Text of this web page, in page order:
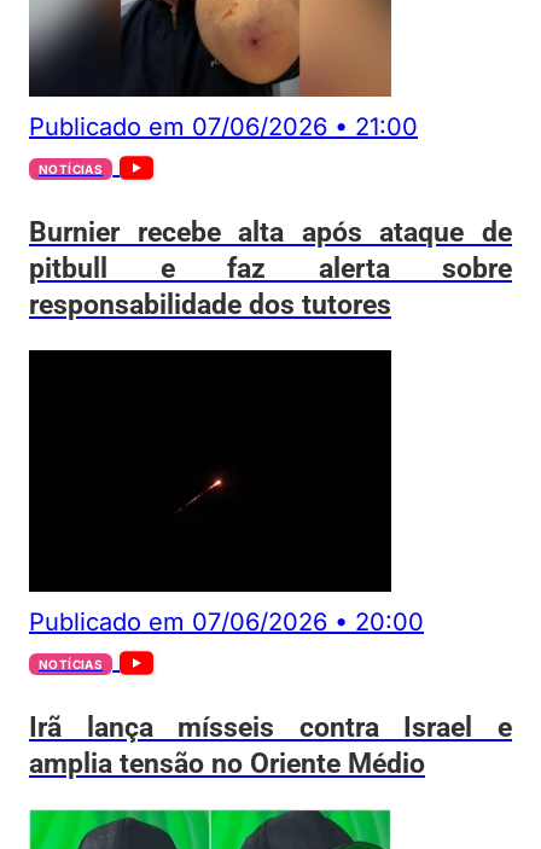
Publicado em 07/06/2026 • 21:00
NOTÍCIAS
Burnier recebe alta após ataque de
pitbull e faz alerta sobre
responsabilidade dos tutores
Publicado em 07/06/2026 • 20:00
NOTÍCIAS
Irã lança mísseis contra Israel e
amplia tensão no Oriente Médio